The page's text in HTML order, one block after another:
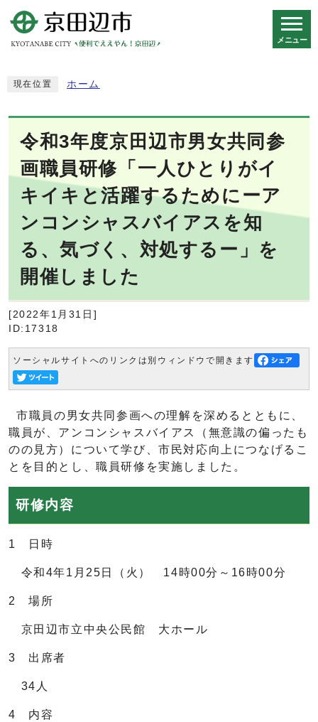
メニュー
現在位置 ホーム
令和3年度京田辺市男女共同参
画職員研修「一人ひとりがイ
キイキと活躍するためにーア
ンコンシャスバイアスを知
る、気づく、対処するー」を
開催しました
[2022年1月31日]
ID:17318
ソーシャルサイトへのリンクは別ウィンドウで開きます
市職員の男女共同参画への理解を深めるとともに、
職員が、アンコンシャスバイアス（無意識の偏ったも
のの見方）について学び、市民対応向上につなげるこ
とを目的とし、職員研修を実施しました。
研修内容
1 日時
令和4年1月25日（火） 14時00分～16時00分
2 場所
京田辺市立中央公民館 大ホール
3 出席者
34人
4 内容